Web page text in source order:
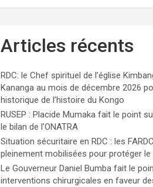
Articles récents
RDC: le Chef spirituel de l’église
Kananga au mois de décembre 2026
historique de l’histoire du Kongo
RUSEP : Placide Mumaka fait le point
le bilan de l’ONATRA
Situation sécuritaire en RDC : les
pleinement mobilisées pour protéger
Le Gouverneur Daniel Bumba fait le
interventions chirurgicales en faveur